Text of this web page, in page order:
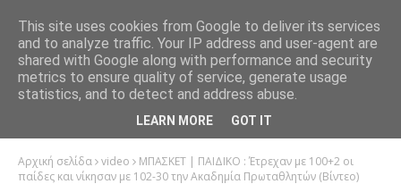
Αρχική σελίδα video
ΜΠΑΣΚΕΤ | ΠΑΙΔΙΚΟ : Έτρεχαν με 100+2 οι
παίδες και νίκησαν με 102-30 την Ακαδημία Πρωταθλητών (Βίντεο)
This site uses cookies from Google to deliver its services
and to analyze traffic. Your IP address and user-agent are
shared with Google along with performance and security
metrics to ensure quality of service, generate usage
statistics, and to detect and address abuse.
LEARN MORE GOT IT